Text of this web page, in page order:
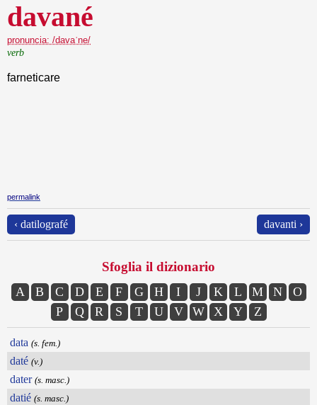
davané
pronuncia: /davaˈne/
verb
farneticare
permalink
‹ datilografé davanti ›
Sfoglia il dizionario
A B C D E F G H I J K L M N
O
P
Q R S T U V W X Y Z
data (s. fem.)
daté (v.)
dater (s. masc.)
datié (s. masc.)